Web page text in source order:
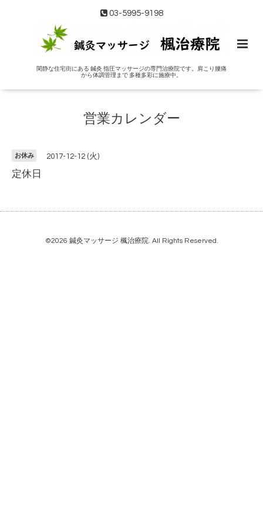
03-5995-9198
閑静な住宅街にある 鍼灸 指圧マッサージの専門治療院です。肩こり腰痛
から体調管理まで 多種多彩に施療中。
営業カレンダー
お休み 2017-12-12 (火)
定休日
©2026 鍼灸マッサージ 楓治療院. All Rights Reserved.